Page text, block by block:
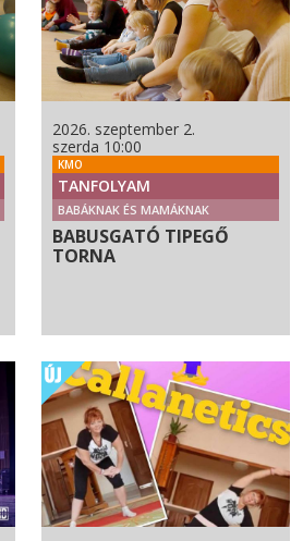
2026. szeptember 2.
szerda 10:00
KMO
TANFOLYAM
BABÁKNAK ÉS MAMÁKNAK
BABUSGATÓ TIPEGŐ
TORNA